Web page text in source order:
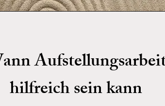
hilfreich sein kann